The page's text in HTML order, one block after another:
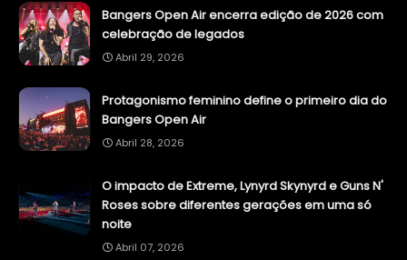
Bangers Open Air encerra edição de 2026 com
celebração de legados
Abril 29, 2026
Protagonismo feminino define o primeiro dia do
Bangers Open Air
Abril 28, 2026
O impacto de Extreme, Lynyrd Skynyrd e Guns N'
Roses sobre diferentes gerações em uma só
noite
Abril 07, 2026